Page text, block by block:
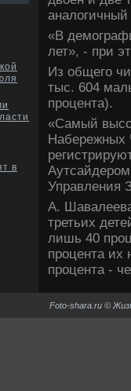
в
«В
лет», - при
Из общего
тыс. 604
процента).
«Самый
Набережных
Управления
А.
третьих
лишь 40
процента их
процента -
Foto-shara.ru ©